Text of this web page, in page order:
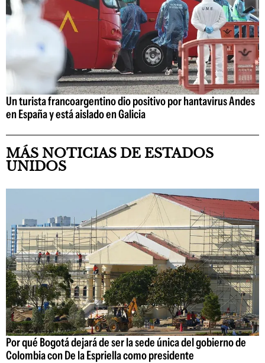
Un turista francoargentino dio positivo por hantavirus Andes
en España y está aislado en Galicia
MÁS NOTICIAS DE ESTADOS
UNIDOS
Por qué Bogotá dejará de ser la sede única del gobierno de
Colombia con De la Espriella como presidente